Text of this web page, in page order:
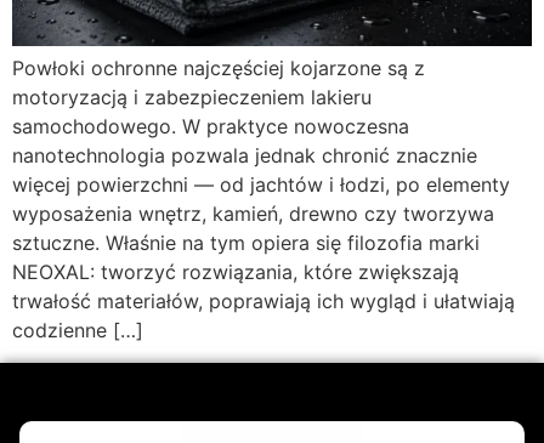
Powłoki ochronne najczęściej kojarzone są z
motoryzacją i zabezpieczeniem lakieru
samochodowego. W praktyce nowoczesna
nanotechnologia pozwala jednak chronić znacznie
więcej powierzchni — od jachtów i łodzi, po elementy
wyposażenia wnętrz, kamień, drewno czy tworzywa
sztuczne. Właśnie na tym opiera się filozofia marki
NEOXAL: tworzyć rozwiązania, które zwiększają
trwałość materiałów, poprawiają ich wygląd i ułatwiają
codzienne […]